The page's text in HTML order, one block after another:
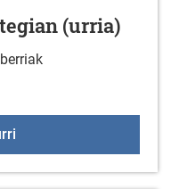
(urria)